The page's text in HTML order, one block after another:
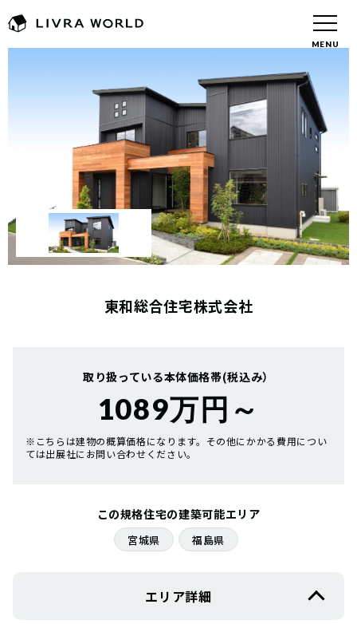
MENU
東和総合住宅株式会社
取り扱っている本体価格帯(税込み）
1089万円～
※こちらは建物の概算価格になります。その他にかかる費用につい
ては出展社にお問い合わせください。
この規格住宅の建築可能エリア
宮城県 福島県
エリア詳細